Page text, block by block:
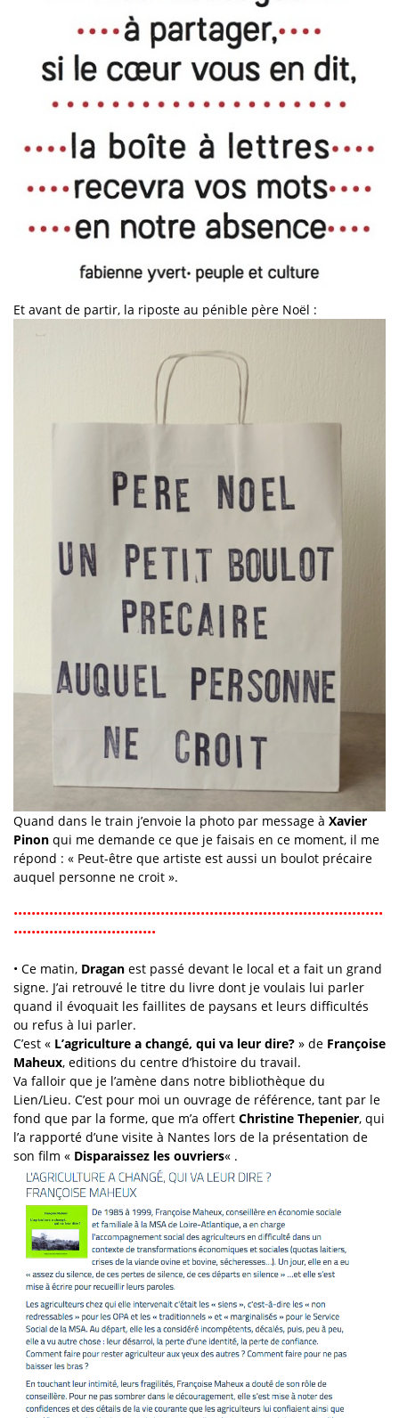
Et avant de partir, la riposte au pénible père Noël :
Quand dans le train j’envoie la photo par message à Xavier
Pinon qui me demande ce que je faisais en ce moment, il me
répond : « Peut-être que artiste est aussi un boulot précaire
auquel personne ne croit ».
•••••••••••••••••••••••••••••••••••••••••••••••••••••••••••••••••••••••••••••••••••
••••••••••••••••••••••••••••••••
• Ce matin, Dragan est passé devant le local et a fait un grand
signe. J’ai retrouvé le titre du livre dont je voulais lui parler
quand il évoquait les faillites de paysans et leurs difficultés
ou refus à lui parler.
C’est « L’agriculture a changé, qui va leur dire? » de Françoise
Maheux, editions du centre d’histoire du travail.
Va falloir que je l’amène dans notre bibliothèque du
Lien/Lieu. C’est pour moi un ouvrage de référence, tant par le
fond que par la forme, que m’a offert Christine Thepenier, qui
l’a rapporté d’une visite à Nantes lors de la présentation de
son film « Disparaissez les ouvriers« .